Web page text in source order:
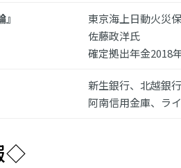
東京海上日動火災
佐藤政洋氏
確定拠出年金2018
新生銀行、北越銀
阿南信用金庫、ラ
◇